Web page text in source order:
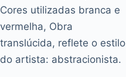
Cores utilizadas branca e
vermelha, Obra
translúcida, reflete o estilo
do artista: abstracionista.